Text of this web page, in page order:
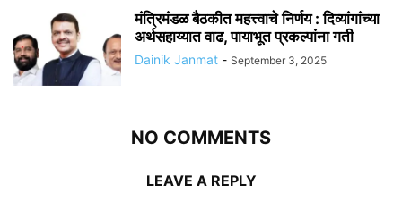
मंत्रिमंडळ बैठकीत महत्त्वाचे निर्णय : दिव्यांगांच्या
अर्थसहाय्यात वाढ, पायाभूत प्रकल्पांना गती
Dainik Janmat - September 3, 2025
NO COMMENTS
LEAVE A REPLY